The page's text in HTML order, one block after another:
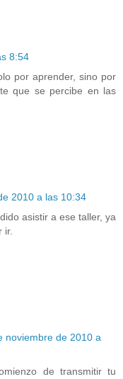
8:54
por aprender, sino por
que se percibe en las
2010 a las 10:34
asistir a ese taller, ya
ir.
noviembre de 2010 a
de transmitir tu